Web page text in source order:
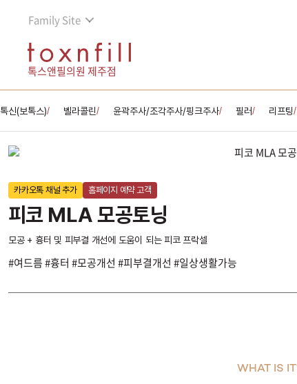
Family Site
톡스앤필의원 제주점
톡신(보톡스)/ 벨라콜린/ 윤곽주사/조각주사/핑크주사/ 필러/ 리프팅/
카카오톡 채널 추가 홈페이지 예약 고객
피코 MLA 모공토닝
모공 + 흉터 및 피부결 개선에 도움이 되는 피코 프락셀
#여드름 #흉터 #모공개선 #피부결개선 #일상생활가능
WHAT IS